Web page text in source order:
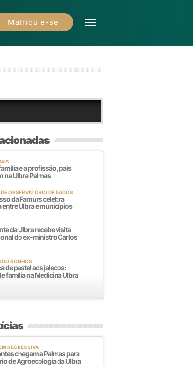
Matricule-se
e a profissão, pais
na Ulbra Palmas
OBSERVATÓRIO DE DADOS
da Famurs celebra
entre Ulbra e municípios
da Ulbra recebe visita
do ex-ministro Carlos
SONHOS
de pastel aos jalecos:
família na Medicina Ulbra
REGRESSIVA
chegam a Palmas para
de Agroecologia da Ulbra